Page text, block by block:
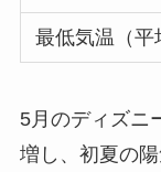
最低気温（平
5月のディズニ
増し、初夏の